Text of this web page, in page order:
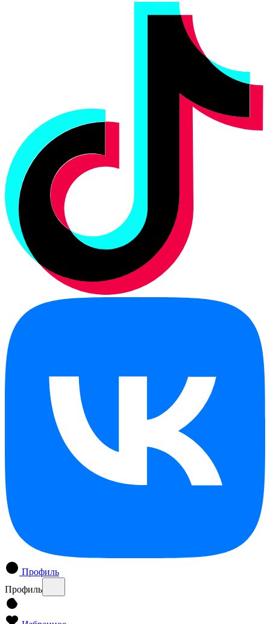
Профиль
Профиль